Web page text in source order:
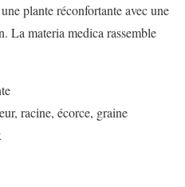
plante réconfortante avec une
La materia medica rassemble
racine, écorce, graine